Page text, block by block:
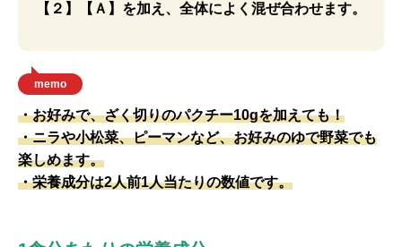
【２】【Ａ】を加え、全体によく混ぜ合わせます。
memo
・お好みで、ざく切りのパクチー10gを加えても！
・ニラや小松菜、ピーマンなど、お好みのゆで野菜でも
楽しめます。
・栄養成分は2人前1人当たりの数値です。